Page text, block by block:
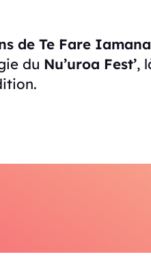
de Te Fare
du Nu’uroa Fest’,